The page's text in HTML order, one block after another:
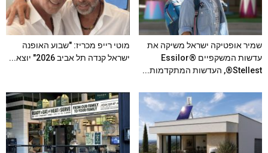
שמיר אופטיקה ישראל משיקה את
עדשות המשקפיים Essilor®
Stellest®, העדשות המתקדמות...
מוטי רייפ מכריז: "שבוע האופנה
ישראל קנדה תל אביב 2026" יוצא...